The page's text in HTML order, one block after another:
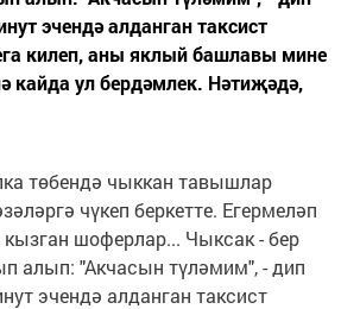
эчендә алданган таксист
килеп, аны яклый башлавы мине
кайда ул бердәмлек. Нәтиҗәдә,
төбендә чыккан тавышлар
чүкеп беркетте. Егермеләп
шоферлар... Чыксак - бер
алып: "Акчасын түләмим", - дип
эчендә алданган таксист